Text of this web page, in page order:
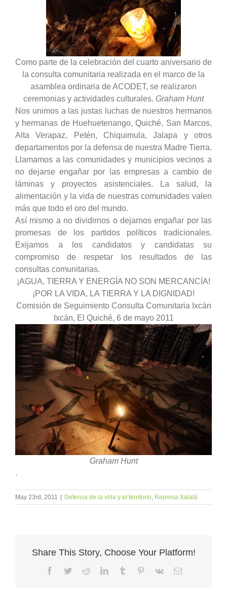
Como parte de la celebración del cuarto aniversario de
la consulta comunitaria realizada en el marco de la
asamblea ordinaria de ACODET, se realizaron
ceremonias y actividades culturales. Graham Hunt
Nos unimos a las justas luchas de nuestros hermanos
y hermanas de Huehuetenango, Quiché, San Marcos,
Alta Verapaz, Petén, Chiquimula, Jalapa y otros
departamentos por la defensa de nuestra Madre Tierra.
Llamamos a las comunidades y municipios vecinos a
no dejarse engañar por las empresas a cambio de
láminas y proyectos asistenciales.
La salud, la
alimentación y la vida de nuestras comunidades valen
más que todo el oro del mundo.
Así mismo a no dividirnos o dejarnos engañar por las
promesas de los partidos políticos tradicionales.
Exijamos a los candidatos y candidatas su
compromiso de respetar los resultados de las
consultas comunitarias.
¡AGUA, TIERRA Y ENERGÍA NO SON MERCANCÍA!
¡POR LA VIDA, LA TIERRA Y LA DIGNIDAD!
Comisión de Seguimiento Consulta Comunitaria Ixcán
Ixcán, El Quiché, 6 de mayo 2011
Graham Hunt
.
May 23rd, 2011 Defensa de la vida y el territorio, Represa Xalalá
Share This Story, Choose Your Platform!
Facebook
TwitterRedditLinkedInTumblr Pinterest
Vk Email